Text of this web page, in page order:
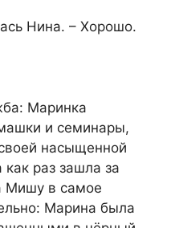
Нина. – Хорошо.
Маринка
и семинары,
насыщенной
раз зашла за
Мишу в самое
Марина была